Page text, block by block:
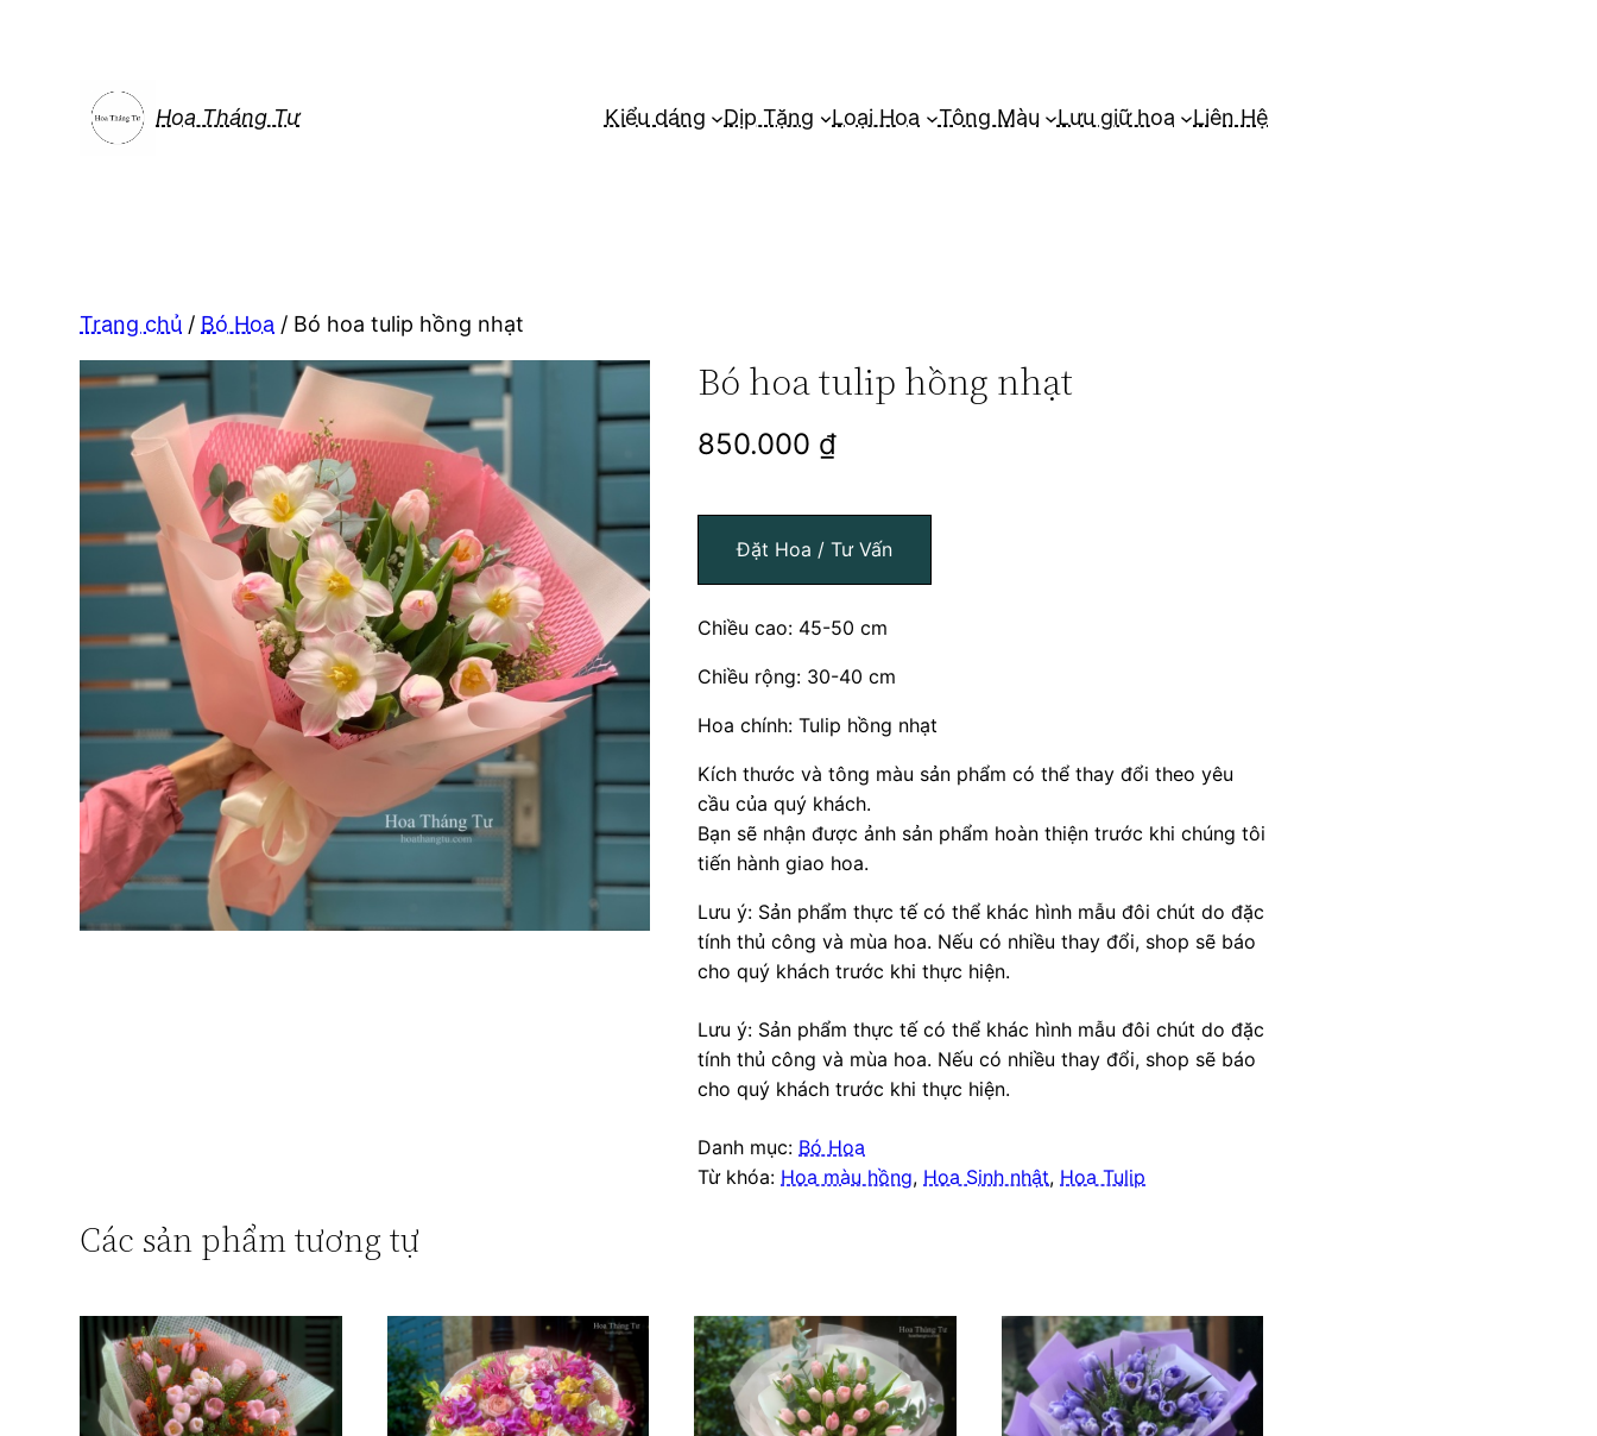
Hoa Tháng Tư Kiểu dáng Dịp Tặng Loại Hoa Tông Màu Lưu giữ hoa Liên Hệ
Trang chủ / Bó Hoa / Bó hoa tulip hồng nhạt
Bó hoa tulip hồng nhạt
850.000 ₫
Đặt Hoa / Tư Vấn
Chiều cao: 45-50 cm
Chiều rộng: 30-40 cm
Hoa chính: Tulip hồng nhạt
Kích thước và tông màu sản phẩm có thể thay đổi theo yêu
cầu của quý khách.
Bạn sẽ nhận được ảnh sản phẩm hoàn thiện trước khi chúng tôi
tiến hành giao hoa.
Lưu ý: Sản phẩm thực tế có thể khác hình mẫu đôi chút do đặc
tính thủ công và mùa hoa. Nếu có nhiều thay đổi, shop sẽ báo
cho quý khách trước khi thực hiện.
Lưu ý: Sản phẩm thực tế có thể khác hình mẫu đôi chút do đặc
tính thủ công và mùa hoa. Nếu có nhiều thay đổi, shop sẽ báo
cho quý khách trước khi thực hiện.
Danh mục: Bó Hoa
Từ khóa: Hoa màu hồng, Hoa Sinh nhật, Hoa Tulip
Các sản phẩm tương tự